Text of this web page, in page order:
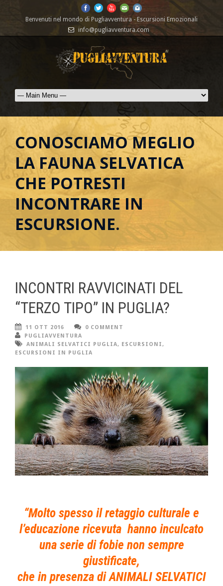
Benvenuti nel mondo di Pugliavventura - Escursioni Emozionali
info@pugliavventura.com
CONOSCIAMO MEGLIO
LA FAUNA SELVATICA
CHE POTRESTI
INCONTRARE IN
ESCURSIONE.
INCONTRI RAVVICINATI DEL
“TERZO TIPO” IN PUGLIA?
11 OTT 2016
0 COMMENT
PUGLIAVVENTURA
ANIMALI SELVATICI PUGLIA, ESCURSIONI,
ESCURSIONI IN PUGLIA
“Molto spesso il retaggio culturale e
l’educazione ricevuta hanno inculcato
una serie di fobie non sempre
giustificate,
che in presenza di ANIMALI SELVATICI